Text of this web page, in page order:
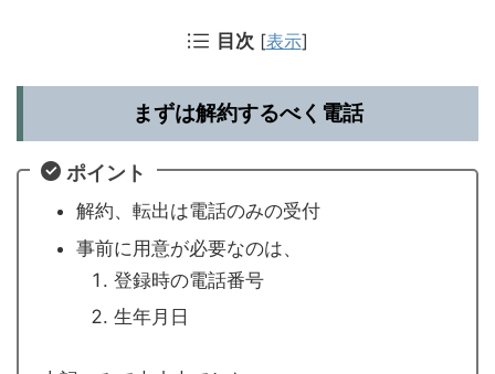
目次 [表示]
まずは解約するべく電話
ポイント
解約、転出は電話のみの受付
事前に用意が必要なのは、
登録時の電話番号
生年月日